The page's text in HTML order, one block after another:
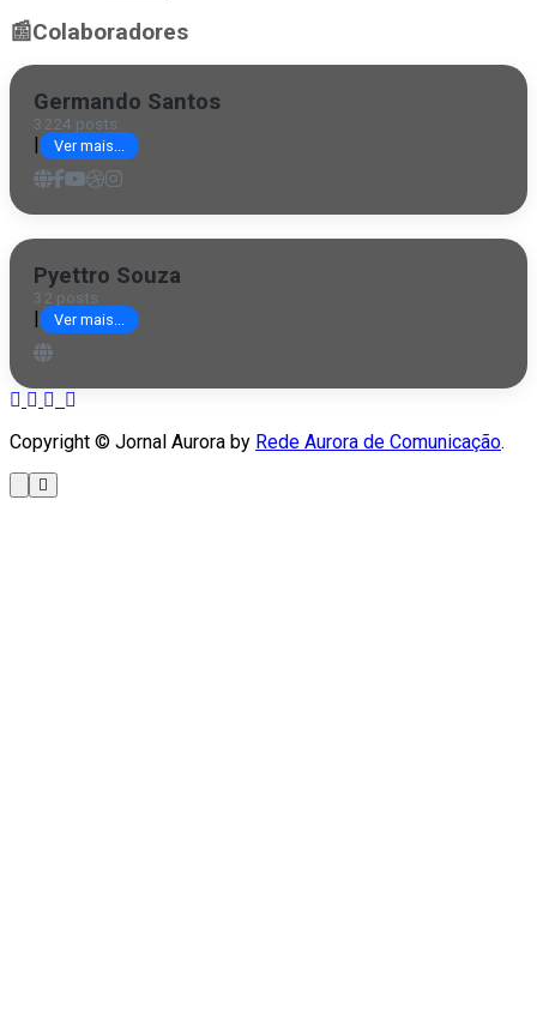
📰Colaboradores
Germando Santos
3224 posts
| Ver mais...
Pyettro Souza
32 posts
| Ver mais...
Copyright © Jornal Aurora by Rede Aurora de Comunicação.